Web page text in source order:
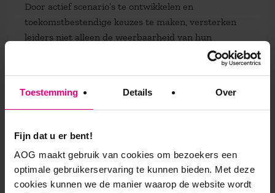
Toestemming Details Over
Fijn dat u er bent!
AOG maakt gebruik van cookies om bezoekers een
optimale gebruikerservaring te kunnen bieden. Met deze
cookies kunnen we de manier waarop de website wordt
Door actief scenario’s te ontwikkelen en
toekomstbestendige keuzes te maken, versterken
leiders niet alleen de weerbaarheid van hun
organisatie, maar ook hun eigen psychologische
veiligheid. Dit creëert ruimte om met vertrouwen
gesleurd in een technologisch krachtenveld waar
anderen de spelregels bepalen.
Psychologische veiligheid: een
sleutel tot vertrouwen